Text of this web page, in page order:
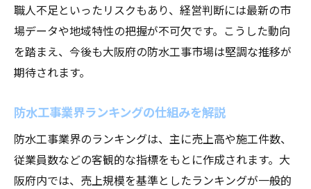
職人不足といったリスクもあり、経営判断には最新の市
場データや地域特性の把握が不可欠です。こうした動向
を踏まえ、今後も大阪府の防水工事市場は堅調な推移が
期待されます。
防水工事業界ランキングの仕組みを解説
防水工事業界のランキングは、主に売上高や施工件数、
従業員数などの客観的な指標をもとに作成されます。大
阪府内では、売上規模を基準としたランキングが一般的